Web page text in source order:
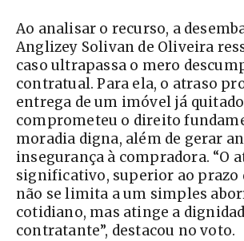
Ao analisar o recurso, a
Anglizey Solivan de Oliveira
caso ultrapassa o mero
contratual. Para ela, o atraso
entrega de um imóvel já quitado
comprometeu o direito
moradia digna, além de gerar
insegurança à compradora. “O
significativo, superior ao prazo
não se limita a um simples
cotidiano, mas atinge a
contratante”, destacou no voto.